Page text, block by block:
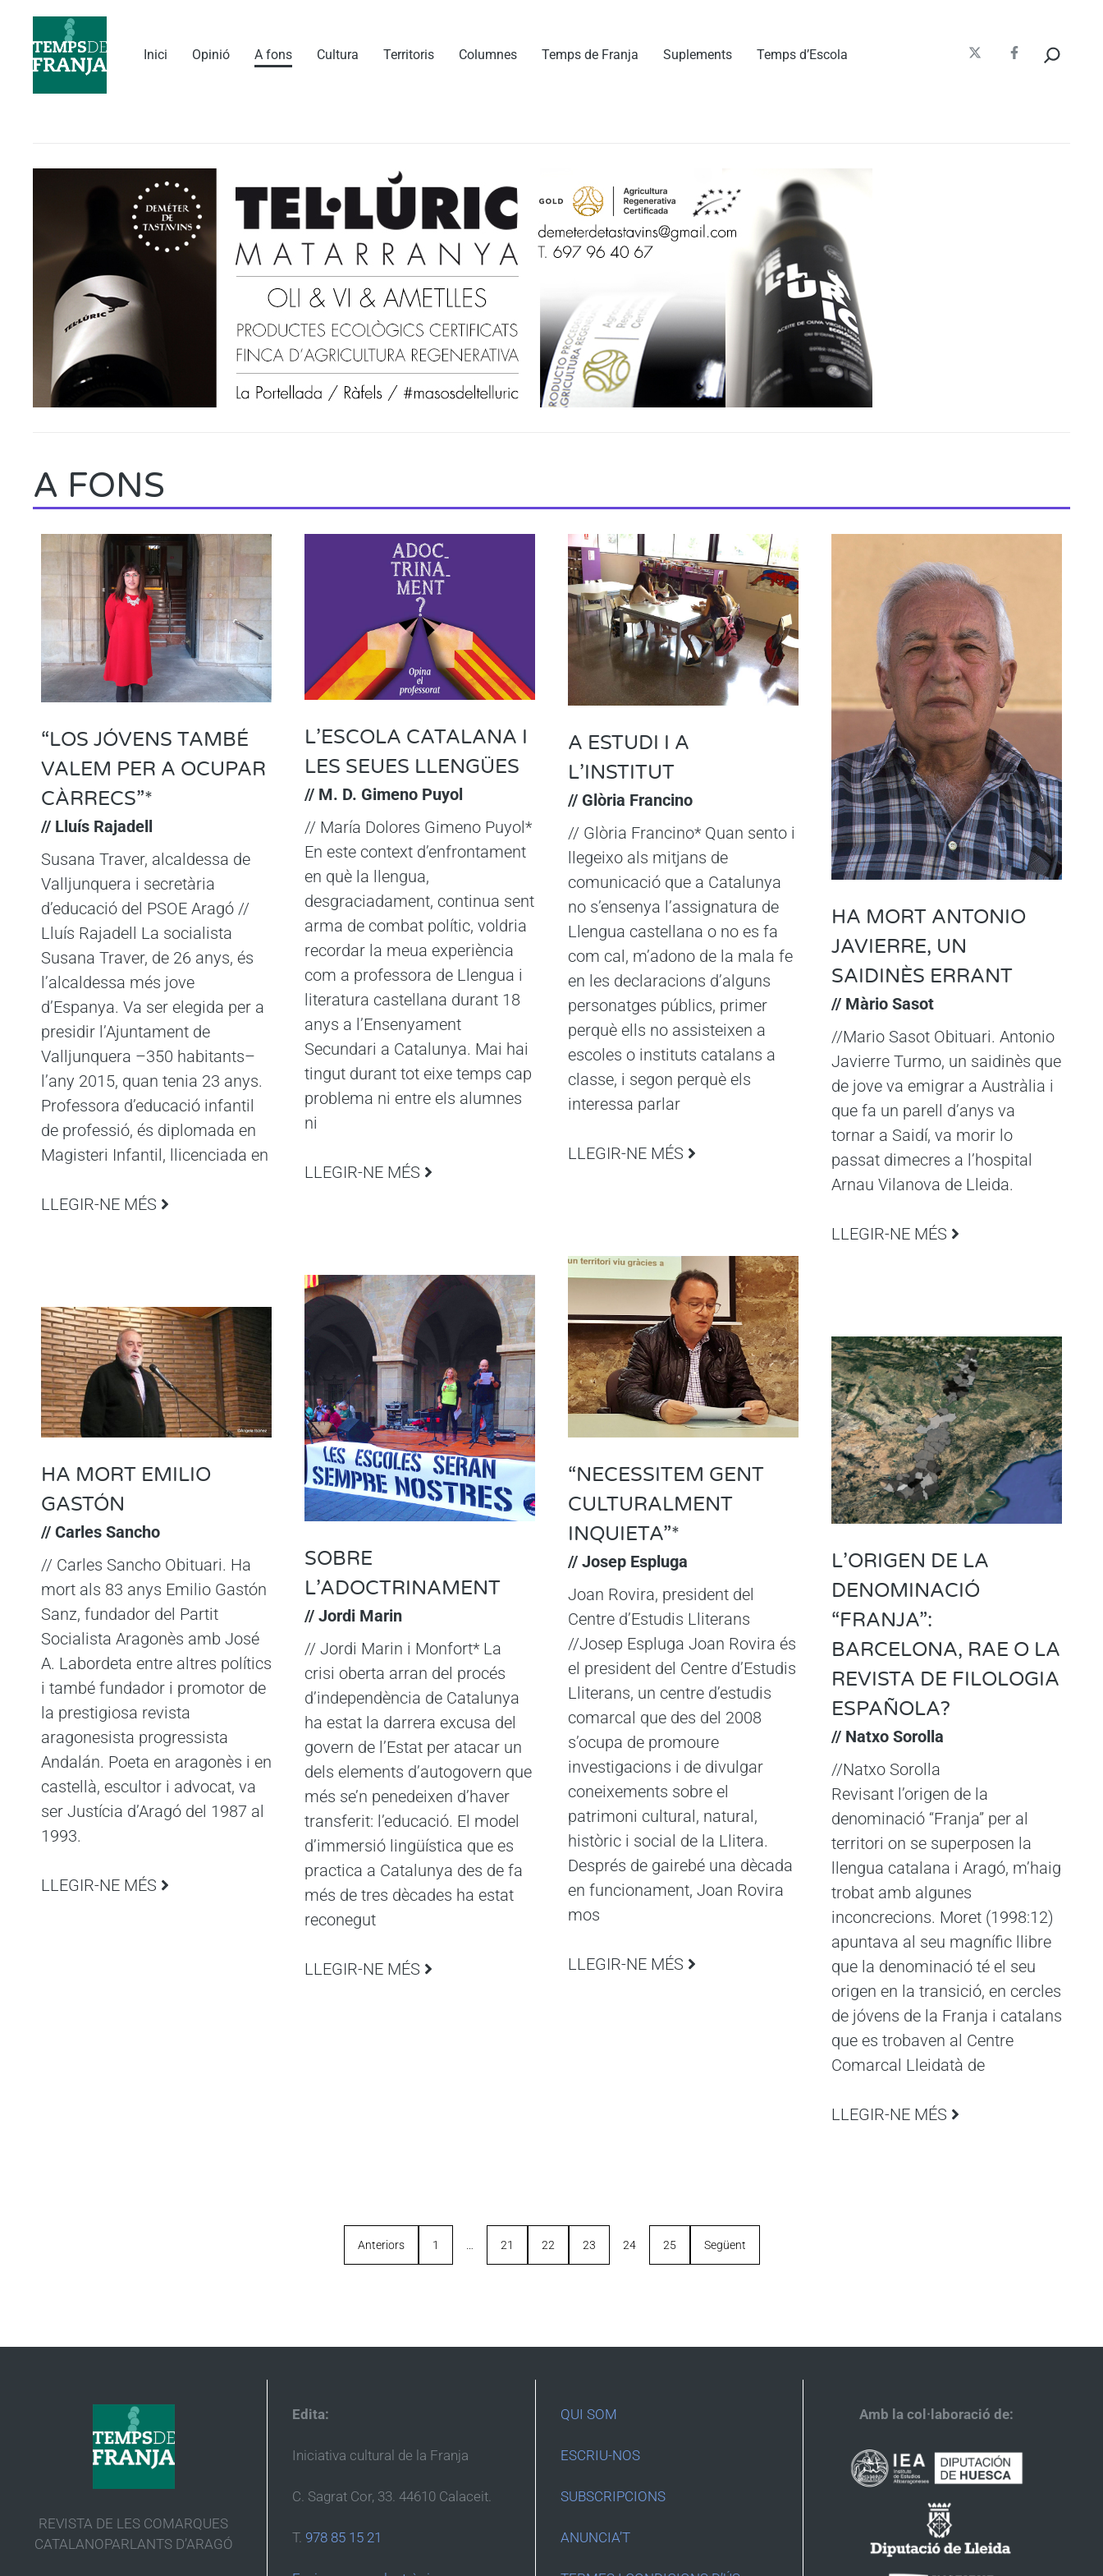
contingut
Inici Opinió A fons Cultura Territoris Columnes Temps de Franja Suplements Temps d’Escola
A FONS
“LOS JÓVENS TAMBÉ
VALEM PER A OCUPAR
CÀRRECS”*
// Lluís Rajadell
Susana Traver, alcaldessa de
Valljunquera i secretària
d’educació del PSOE Aragó //
Lluís Rajadell La socialista
Susana Traver, de 26 anys, és
l’alcaldessa més jove
d’Espanya. Va ser elegida per a
presidir l’Ajuntament de
Valljunquera –350 habitants–
l’any 2015, quan tenia 23 anys.
Professora d’educació infantil
de professió, és diplomada en
Magisteri Infantil, llicenciada en
LLEGIR-NE MÉS
HA MORT EMILIO
GASTÓN
// Carles Sancho
// Carles Sancho Obituari. Ha
mort als 83 anys Emilio Gastón
Sanz, fundador del Partit
Socialista Aragonès amb José
A. Labordeta entre altres polítics
i també fundador i promotor de
la prestigiosa revista
aragonesista progressista
Andalán. Poeta en aragonès i en
castellà, escultor i advocat, va
ser Justícia d’Aragó del 1987 al
1993.
LLEGIR-NE MÉS
L’ESCOLA CATALANA I
LES SEUES LLENGÜES
// M. D. Gimeno Puyol
// María Dolores Gimeno Puyol*
En este context d’enfrontament
en què la llengua,
desgraciadament, continua sent
arma de combat polític, voldria
recordar la meua experiència
com a professora de Llengua i
literatura castellana durant 18
anys a l’Ensenyament
Secundari a Catalunya. Mai hai
tingut durant tot eixe temps cap
problema ni entre els alumnes
ni
LLEGIR-NE MÉS
SOBRE
L’ADOCTRINAMENT
// Jordi Marin
// Jordi Marin i Monfort* La
crisi oberta arran del procés
d’independència de Catalunya
ha estat la darrera excusa del
govern de l’Estat per atacar un
dels elements d’autogovern que
més se’n penedeixen d’haver
transferit: l’educació. El model
d’immersió lingüística que es
practica a Catalunya des de fa
més de tres dècades ha estat
reconegut
LLEGIR-NE MÉS
A ESTUDI I A
L’INSTITUT
// Glòria Francino
// Glòria Francino* Quan sento i
llegeixo als mitjans de
comunicació que a Catalunya
no s’ensenya l’assignatura de
Llengua castellana o no es fa
com cal, m’adono de la mala fe
en les declaracions d’alguns
personatges públics, primer
perquè ells no assisteixen a
escoles o instituts catalans a
classe, i segon perquè els
interessa parlar
LLEGIR-NE MÉS
“NECESSITEM GENT
CULTURALMENT
INQUIETA”*
// Josep Espluga
Joan Rovira, president del
Centre d’Estudis Lliterans
//Josep Espluga Joan Rovira és
el president del Centre d’Estudis
Lliterans, un centre d’estudis
comarcal que des del 2008
s’ocupa de promoure
investigacions i de divulgar
coneixements sobre el
patrimoni cultural, natural,
històric i social de la Llitera.
Després de gairebé una dècada
en funcionament, Joan Rovira
mos
LLEGIR-NE MÉS
HA MORT ANTONIO
JAVIERRE, UN
SAIDINÈS ERRANT
// Màrio Sasot
//Mario Sasot Obituari. Antonio
Javierre Turmo, un saidinès que
de jove va emigrar a Austràlia i
que fa un parell d’anys va
tornar a Saidí, va morir lo
passat dimecres a l’hospital
Arnau Vilanova de Lleida.
LLEGIR-NE MÉS
L’ORIGEN DE LA
DENOMINACIÓ
“FRANJA”:
BARCELONA, RAE O LA
REVISTA DE FILOLOGIA
ESPAÑOLA?
// Natxo Sorolla
//Natxo Sorolla
Revisant l’origen de la
denominació “Franja” per al
territori on se superposen la
llengua catalana i Aragó, m’haig
trobat amb algunes
inconcrecions. Moret (1998:12)
apuntava al seu magnífic llibre
que la denominació té el seu
origen en la transició, en cercles
de jóvens de la Franja i catalans
que es trobaven al Centre
Comarcal Lleidatà de
LLEGIR-NE MÉS
Anteriors 1 21 22 23 24 25 Següent
REVISTA DE LES COMARQUES
CATALANOPARLANTS D’ARAGÓ
Edita:
Iniciativa cultural de la Franja
C. Sagrat Cor, 33. 44610 Calaceit.
T. 978 85 15 21
QUI SOM
ESCRIU-NOS
SUBSCRIPCIONS
ANUNCIA’T
Amb la col·laboració de: